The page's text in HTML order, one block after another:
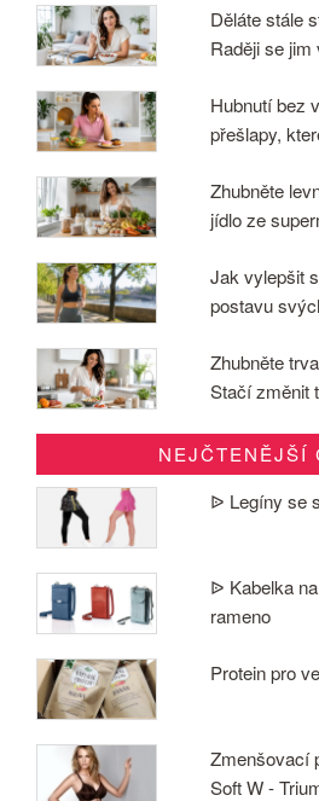
Děláte stále
Raději se jim
Hubnutí bez
přešlapy,
Zhubněte
jídlo ze
Jak vylepšit
postavu
Zhubněte
Stačí změnit
NEJČTENĚJŠÍ
ᐉ Legíny se
ᐉ Kabelka
rameno
Protein pro
Zmenšovací
Soft W -